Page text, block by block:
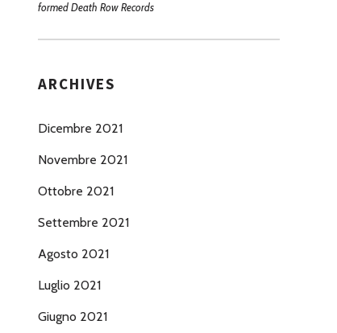
formed Death Row Records
ARCHIVES
Dicembre 2021
Novembre 2021
Ottobre 2021
Settembre 2021
Agosto 2021
Luglio 2021
Giugno 2021